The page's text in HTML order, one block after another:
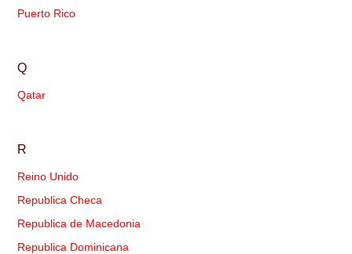
Puerto Rico
Q
Qatar
R
Reino Unido
Republica Checa
Republica de Macedonia
Republica Dominicana